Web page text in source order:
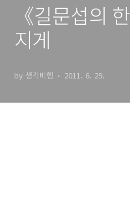
《길문섭의
지게
by 생각비행 2011. 6. 29.